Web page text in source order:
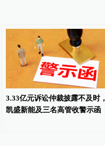
3.33亿元诉讼仲裁披露不及时，
凯盛新能及三名高管收警示函